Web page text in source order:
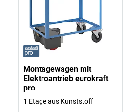
Montagewagen mit
Elektroantrieb eurokraft
pro
1 Etage aus Kunststoff